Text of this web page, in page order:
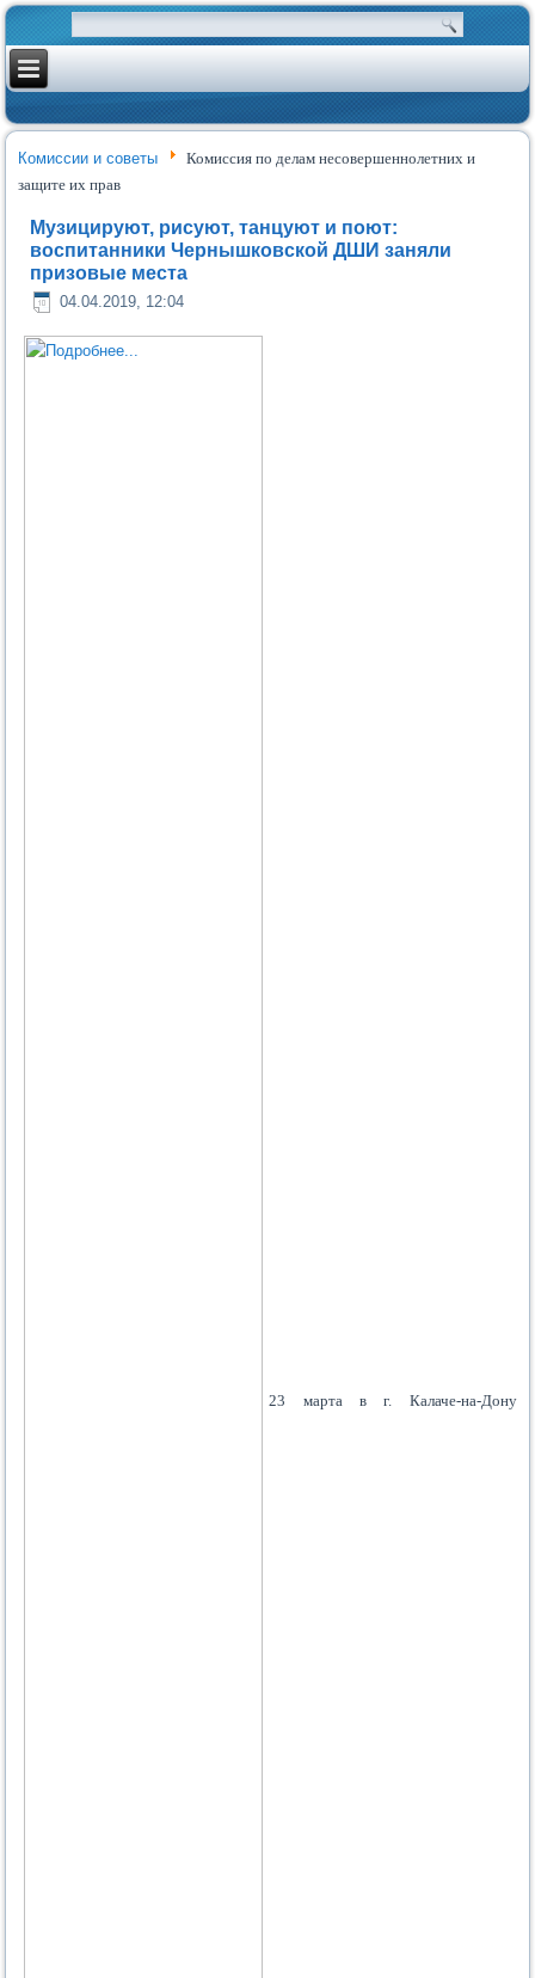
Комиссии и советы
Комиссия по делам несовершеннолетних и
защите их прав
Музицируют, рисуют, танцуют и поют:
воспитанники Чернышковской ДШИ заняли
призовые места
04.04.2019, 12:04
23 марта в г. Калаче-на-Дону